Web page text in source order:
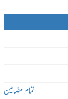
تمام مضامین